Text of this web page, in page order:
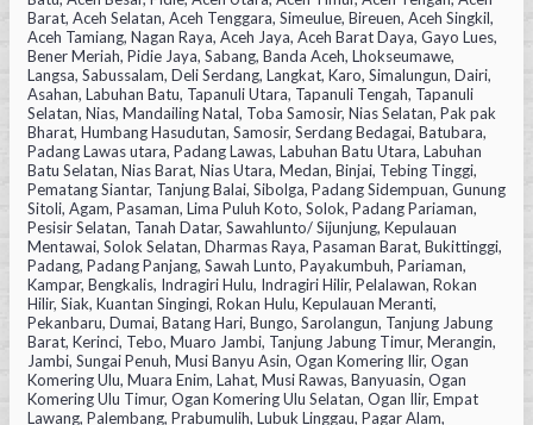
Barat, Aceh Selatan, Aceh Tenggara, Simeulue, Bireuen, Aceh Singkil,
Aceh Tamiang, Nagan Raya, Aceh Jaya, Aceh Barat Daya, Gayo Lues,
Bener Meriah, Pidie Jaya, Sabang, Banda Aceh, Lhokseumawe,
Langsa, Sabussalam, Deli Serdang, Langkat, Karo, Simalungun, Dairi,
Asahan, Labuhan Batu, Tapanuli Utara, Tapanuli Tengah, Tapanuli
Selatan, Nias, Mandailing Natal, Toba Samosir, Nias Selatan, Pak pak
Bharat, Humbang Hasudutan, Samosir, Serdang Bedagai, Batubara,
Padang Lawas utara, Padang Lawas, Labuhan Batu Utara, Labuhan
Batu Selatan, Nias Barat, Nias Utara, Medan, Binjai, Tebing Tinggi,
Pematang Siantar, Tanjung Balai, Sibolga, Padang Sidempuan, Gunung
Sitoli, Agam, Pasaman, Lima Puluh Koto, Solok, Padang Pariaman,
Pesisir Selatan, Tanah Datar, Sawahlunto/ Sijunjung, Kepulauan
Mentawai, Solok Selatan, Dharmas Raya, Pasaman Barat, Bukittinggi,
Padang, Padang Panjang, Sawah Lunto, Payakumbuh, Pariaman,
Kampar, Bengkalis, Indragiri Hulu, Indragiri Hilir, Pelalawan, Rokan
Hilir, Siak, Kuantan Singingi, Rokan Hulu, Kepulauan Meranti,
Pekanbaru, Dumai, Batang Hari, Bungo, Sarolangun, Tanjung Jabung
Barat, Kerinci, Tebo, Muaro Jambi, Tanjung Jabung Timur, Merangin,
Jambi, Sungai Penuh, Musi Banyu Asin, Ogan Komering Ilir, Ogan
Komering Ulu, Muara Enim, Lahat, Musi Rawas, Banyuasin, Ogan
Komering Ulu Timur, Ogan Komering Ulu Selatan, Ogan Ilir, Empat
Lawang, Palembang, Prabumulih, Lubuk Linggau, Pagar Alam,